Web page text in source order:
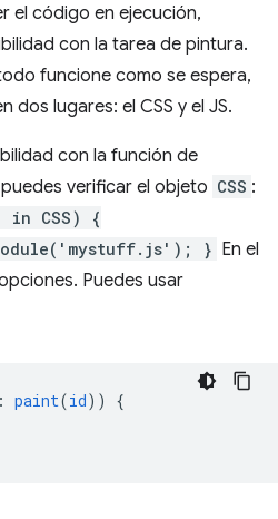
el código en ejecución,
con la tarea de pintura.
funcione como se espera,
dos lugares: el CSS y el JS.
con la función de
verificar el objeto CSS :
CSS) {
} En el
Puedes usar
: paint(id))
{